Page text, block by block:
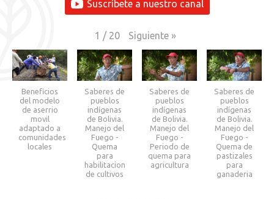
Suscríbete a nuestro canal
1 / 20 Siguiente »
Beneficios
del modelo
de aserrio
movil
adaptado a
comunidades
locales
Saberes de
pueblos
indígenas
de Bolivia.
Manejo del
Fuego -
Quema
para
habilitacion
de cultivos
Saberes de
pueblos
indígenas
de Bolivia.
Manejo del
Fuego -
Periodo de
quema para
agricultura
Saberes de
pueblos
indígenas
de Bolivia.
Manejo del
Fuego -
Quema de
pastizales
para
ganaderia